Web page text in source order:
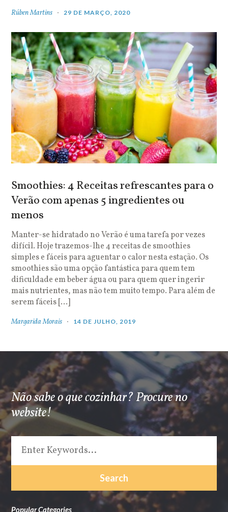
Rúben Martins 29 DE MARÇO, 2020
Smoothies: 4 Receitas refrescantes para o
Verão com apenas 5 ingredientes ou
menos
Manter-se hidratado no Verão é uma tarefa por vezes
difícil. Hoje trazemos-lhe 4 receitas de smoothies
simples e fáceis para aguentar o calor nesta estação. Os
smoothies são uma opção fantástica para quem tem
dificuldade em beber água ou para quem quer ingerir
mais nutrientes, mas não tem muito tempo. Para além de
serem fáceis […]
Margarida Morais 14 DE JULHO, 2019
Não sabe o que cozinhar? Procure no
website!
Popular Categories